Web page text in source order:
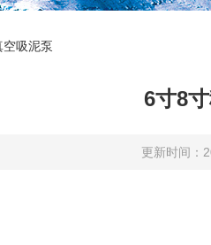
吸泥泵
6寸8
更新时间：